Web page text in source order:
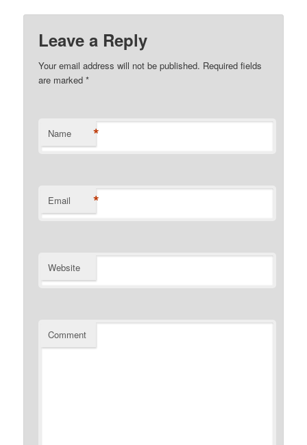
Leave a Reply
Your email address will not be published. Required fields
are marked*
Name *
Email *
Website
Comment